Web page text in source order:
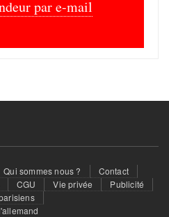
par e-mail
Qui sommes nous ?
Contact
CGU Vie privée
Publicité